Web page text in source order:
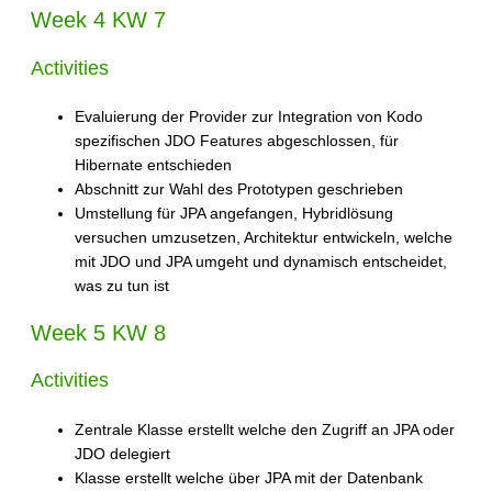
Week 4 KW 7
Activities
Evaluierung der Provider zur Integration von Kodo
spezifischen JDO Features abgeschlossen, für
Hibernate entschieden
Abschnitt zur Wahl des Prototypen geschrieben
Umstellung für JPA angefangen, Hybridlösung
versuchen umzusetzen, Architektur entwickeln, welche
mit JDO und JPA umgeht und dynamisch entscheidet,
was zu tun ist
Week 5 KW 8
Activities
Zentrale Klasse erstellt welche den Zugriff an JPA oder
JDO delegiert
Klasse erstellt welche über JPA mit der Datenbank